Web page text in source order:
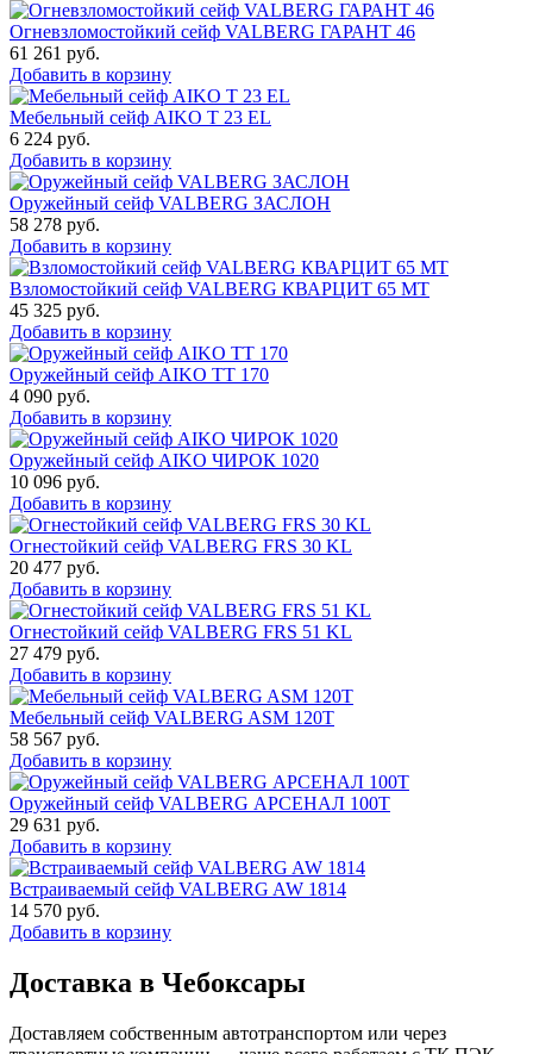
Огневзломостойкий сейф VALBERG ГАРАНТ 46
61 261 руб.
Добавить в корзину
Мебельный сейф AIKO Т 23 EL
6 224 руб.
Добавить в корзину
Оружейный сейф VALBERG ЗАСЛОН
58 278 руб.
Добавить в корзину
Взломостойкий сейф VALBERG КВАРЦИТ 65 МТ
45 325 руб.
Добавить в корзину
Оружейный сейф AIKO TT 170
4 090 руб.
Добавить в корзину
Оружейный сейф AIKO ЧИРОК 1020
10 096 руб.
Добавить в корзину
Огнестойкий сейф VALBERG FRS 30 KL
20 477 руб.
Добавить в корзину
Огнестойкий сейф VALBERG FRS 51 KL
27 479 руб.
Добавить в корзину
Мебельный сейф VALBERG ASM 120T
58 567 руб.
Добавить в корзину
Оружейный сейф VALBERG АРСЕНАЛ 100Т
29 631 руб.
Добавить в корзину
Встраиваемый сейф VALBERG AW 1814
14 570 руб.
Добавить в корзину
Доставка в Чебоксары
Доставляем собственным автотранспортом или через